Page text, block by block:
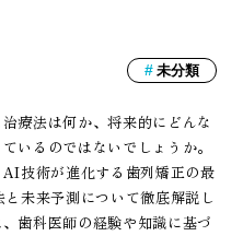
未分類
療法は何か、将来的にどんな
いるのではないでしょうか。
AI技術が進化する歯列矯正の最
未来予測について徹底解説し
歯科医師の経験や知識に基づ